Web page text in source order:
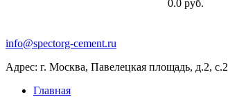
0.0 руб.
info@spectorg-cement.ru
Адрес: г. Москва, Павелецкая площадь, д.2, с.2
Главная